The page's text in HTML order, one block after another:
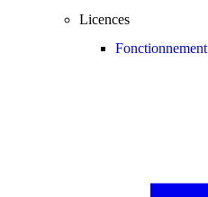
Licences
Fonctionnement